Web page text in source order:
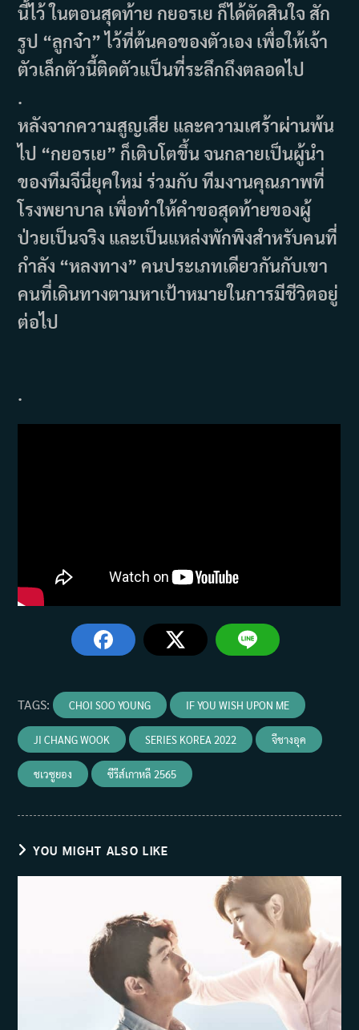
นี้ไว้ ในตอนสุดท้าย กยอรเย ก็ได้ตัดสินใจ สัก
รูป “ลูกจ๋า” ไว้ที่ต้นคอของตัวเอง เพื่อให้เจ้า
ตัวเล็กตัวนี้ติดตัวแป็นที่ระลึกถึงตลอดไป
.
หลังจากความสูญเสีย และความเศร้าผ่านพ้น
ไป “กยอรเย” ก็เติบโตขึ้น จนกลายเป็นผู้นำ
ของทีมจีนี่ยุคใหม่ ร่วมกับ ทีมงานคุณภาพที่
โรงพยาบาล เพื่อทำให้คำขอสุดท้ายของผู้
ป่วยเป็นจริง และเป็นแหล่งพักพิงสำหรับคนที่
กำลัง “หลงทาง” คนประเภทเดียวกันกับเขา
คนที่เดินทางตามหาเป้าหมายในการมีชีวิตอยู่
ต่อไป
.
TAGS: CHOI SOO YOUNG IF YOU WISH UPON ME
JI CHANG WOOK SERIES KOREA 2022 จีชางอุค
ชเวซูยอง ซีรีส์เกาหลี 2565
YOU MIGHT ALSO LIKE